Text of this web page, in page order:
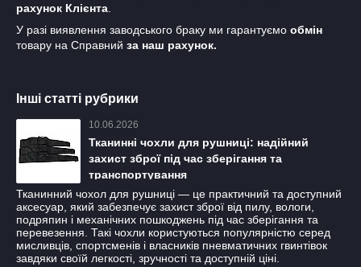
рахунок Клієнта
У разі виявлення заводського браку ми гарантуємо обмін
товару на Справний за наш рахунок.
Інші статті рубрики
10.06.2026
Тканинні чохли для рушниці: надійний
захист зброї під час зберігання та
транспортування
Тканинний чохол для рушниці — це практичний та доступний
аксесуар, який забезпечує захист зброї від пилу, вологи,
подряпин і механічних пошкоджень під час зберігання та
перевезення. Такі чохли користуються популярністю серед
мисливців, спортсменів і власників пневматичних гвинтівок
завдяки своїй легкості, зручності та доступній ціні.